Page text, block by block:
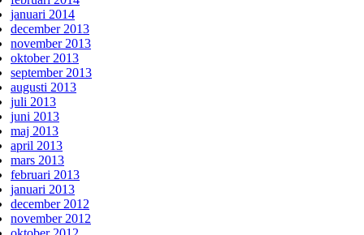
januari 2014
december 2013
november 2013
oktober 2013
september 2013
augusti 2013
juli 2013
juni 2013
maj 2013
april 2013
mars 2013
februari 2013
januari 2013
december 2012
november 2012